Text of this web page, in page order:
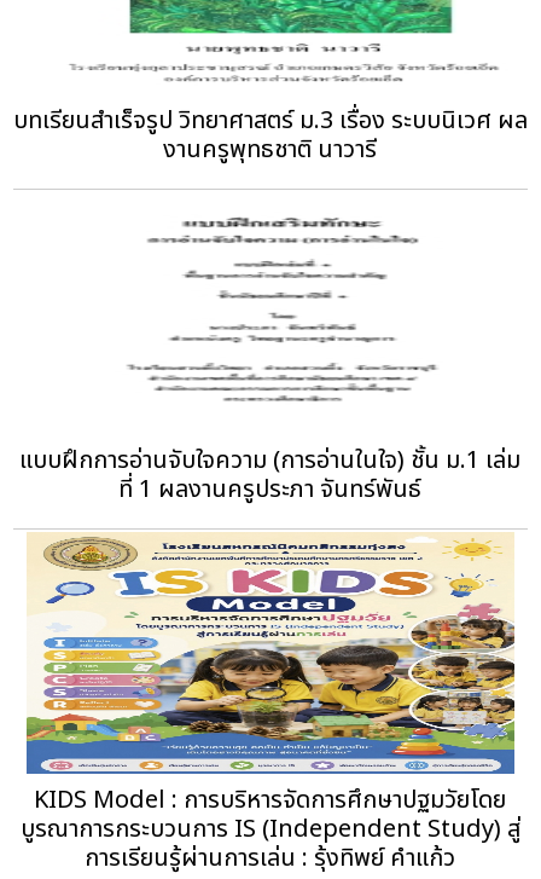
บทเรียนสำเร็จรูป วิทยาศาสตร์ ม.3 เรื่อง ระบบนิเวศ ผล
งานครูพุทธชาติ นาวารี
แบบฝึกการอ่านจับใจความ (การอ่านในใจ) ชั้น ม.1 เล่ม
ที่ 1‏ ผลงานครูประภา จันทร์พันธ์
KIDS Model : การบริหารจัดการศึกษาปฐมวัยโดย
บูรณาการกระบวนการ IS (Independent Study) สู่
การเรียนรู้ผ่านการเล่น : รุ้งทิพย์ คำแก้ว